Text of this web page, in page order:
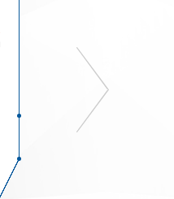
Висловлюємо
проведення